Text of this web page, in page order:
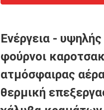
Ενέργεια -
φούρνοι
ατμόσφαιρας
θερμική